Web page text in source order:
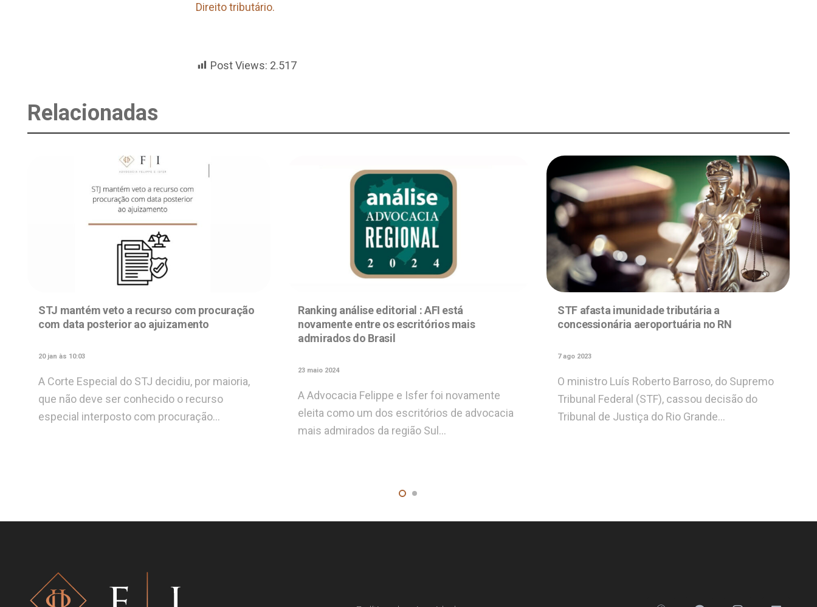
Direito tributário.
Post Views: 2.517
Relacionadas
STJ mantém veto a recurso com procuração
com data posterior ao ajuizamento
20 jan às 10:03
A Corte Especial do STJ decidiu, por maioria,
que não deve ser conhecido o recurso
especial interposto com procuração…
Ranking análise editorial : AFI está
novamente entre os escritórios mais
admirados do Brasil
23 maio 2024
A Advocacia Felippe e Isfer foi novamente
eleita como um dos escritórios de advocacia
mais admirados da região Sul…
STF afasta imunidade tributária a
concessionária aeroportuária no RN
7 ago 2023
O ministro Luís Roberto Barroso, do Supremo
Tribunal Federal (STF), cassou decisão do
Tribunal de Justiça do Rio Grande…